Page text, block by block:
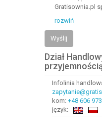
Gratisownia.pl
rozwiń
Wyślij
Dział
Infolinia
kom: +48 606
język: